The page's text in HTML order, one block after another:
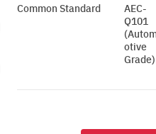
Common Standard
AEC-
Q101
otive
Grade)